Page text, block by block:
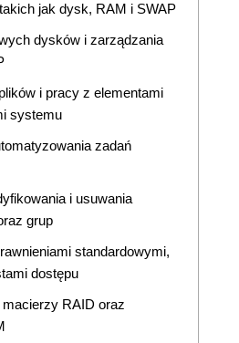
jak dysk, RAM i SWAP
dysków i zarządzania
i pracy z elementami
systemu
zadań
i usuwania
grup
standardowymi,
dostępu
macierzy RAID oraz